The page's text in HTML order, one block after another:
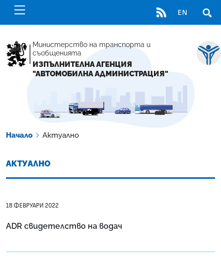
RSS EN
Министерство на транспорта и
съобщенията
ИЗПЪЛНИТЕЛНА АГЕНЦИЯ
"АВТОМОБИЛНА АДМИНИСТРАЦИЯ"
Начало Актуално
АКТУАЛНО
18 ФЕВРУАРИ 2022
ADR свидетелство на водач